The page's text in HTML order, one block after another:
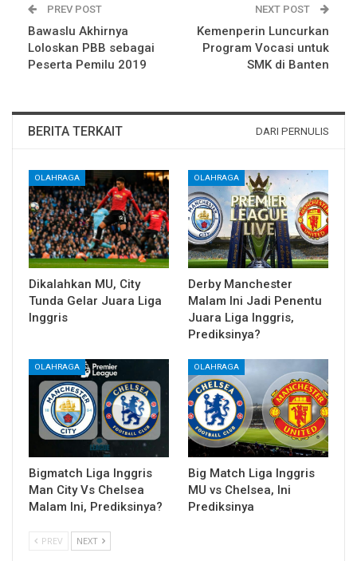
PREV POST
Bawaslu Akhirnya
Loloskan PBB sebagai
Peserta Pemilu 2019
NEXT POST
Kemenperin Luncurkan
Program Vocasi untuk
SMK di Banten
BERITA TERKAIT DARI PERNULIS
OLAHRAGA
Dikalahkan MU, City
Tunda Gelar Juara Liga
Inggris
OLAHRAGA
Derby Manchester
Malam Ini Jadi Penentu
Juara Liga Inggris,
Prediksinya?
OLAHRAGA
Bigmatch Liga Inggris
Man City Vs Chelsea
Malam Ini, Prediksinya?
OLAHRAGA
Big Match Liga Inggris
MU vs Chelsea, Ini
Prediksinya
PREV NEXT